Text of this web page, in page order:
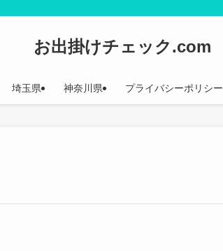
お出掛けチェック.com
埼玉県 神奈川県 プライバシーポリシー